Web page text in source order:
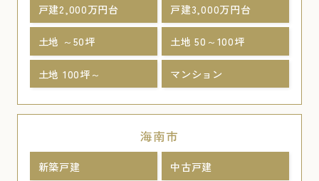
戸建2,000万円台 戸建3,000万円台
土地 ～50坪 土地 50～100坪
土地 100坪～ マンション
海南市
新築戸建 中古戸建